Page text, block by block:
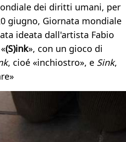
dei diritti umani, per
giugno, Giornata mondiale
ideata dall'artista Fabio
(S)ink», con un gioco di
, cioé «inchiostro», e Sink,